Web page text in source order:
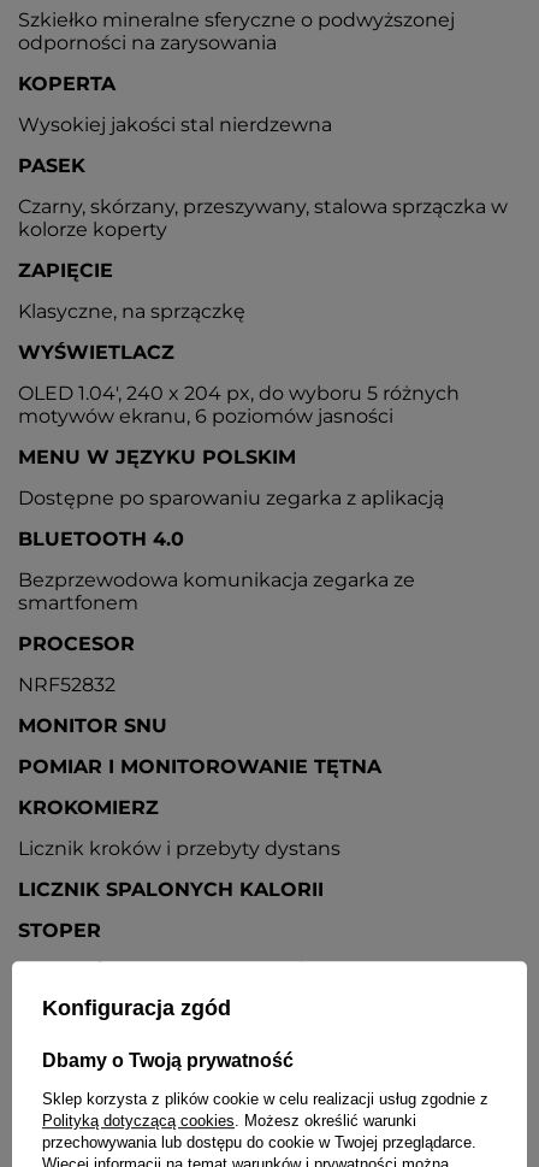
Szkiełko mineralne sferyczne o podwyższonej
odporności na zarysowania
KOPERTA
Wysokiej jakości stal nierdzewna
PASEK
Czarny, skórzany, przeszywany, stalowa sprzączka w
kolorze koperty
ZAPIĘCIE
Klasyczne, na sprzączkę
WYŚWIETLACZ
OLED 1.04', 240 x 204 px, do wyboru 5 różnych
motywów ekranu, 6 poziomów jasności
MENU W JĘZYKU POLSKIM
Dostępne po sparowaniu zegarka z aplikacją
BLUETOOTH 4.0
Bezprzewodowa komunikacja zegarka ze
smartfonem
PROCESOR
NRF52832
MONITOR SNU
POMIAR I MONITOROWANIE TĘTNA
KROKOMIERZ
Licznik kroków i przebyty dystans
LICZNIK SPALONYCH KALORII
STOPER
Bieganie, chodzenie, wspinaczka, jazda na rowerze,
piłka nożna
POWIADOMIENIA O POŁĄCZENIACH
PRZYCHODZĄCYCH
Konfiguracja zgód
Dbamy o Twoją prywatność
Sklep korzysta z plików cookie w celu realizacji usług zgodnie z
Polityką dotyczącą cookies . Możesz określić warunki
przechowywania lub dostępu do cookie w Twojej przeglądarce.